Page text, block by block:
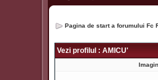
Pagina de start a forumului Fc
Vezi profilul : AMICU'